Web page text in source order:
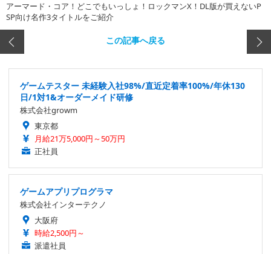
アーマード・コア！どこでもいっしょ！ロックマンX！DL版が買えないP
SP向け名作3タイトルをご紹介
この記事へ戻る
ゲームテスター 未経験入社98%/直近定着率100%/年休130
日/1対1&オーダーメイド研修
株式会社growm
東京都
月給21万5,000円～50万円
正社員
ゲームアプリプログラマ
株式会社インターテクノ
大阪府
時給2,500円～
派遣社員